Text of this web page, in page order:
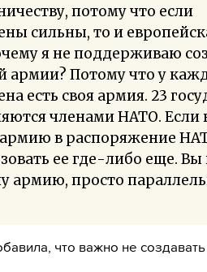
потому что если
сильны, то и
я не поддерживаю
армии? Потому что у
есть своя армия. 23
членами НАТО. Если
в распоряжение
ее где-либо еще.
армию, просто
что важно не